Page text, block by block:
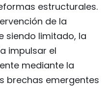
estructurales.
de la
siendo limitado, la
impulsar el
mediante la
brechas emergentes